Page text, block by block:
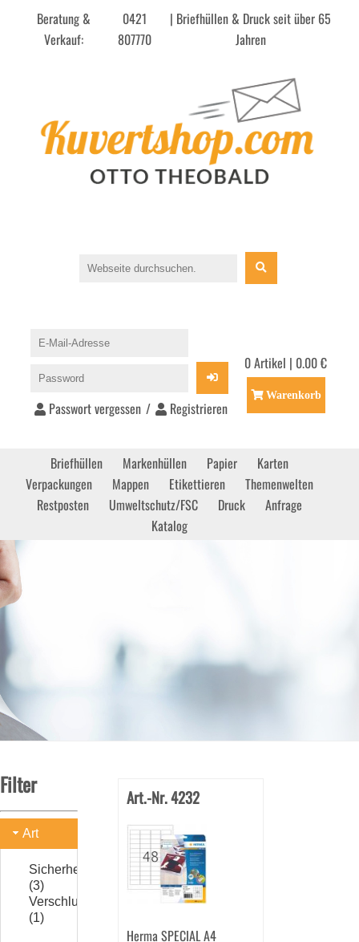
Beratung &
Verkauf:
0421
807770
| Briefhüllen & Druck seit über 65
Jahren
Passwort vergessen / Registrieren
0 Artikel | 0.00 €
Warenkorb
Briefhüllen Markenhüllen Papier
Karten
Verpackungen
Mappen Etikettieren
Themenwelten
Restposten
Umweltschutz/FSC Druck
Anfrage
Katalog
Filter
Art
Sicherheitsetiketten
(3)
Verschlußetiketten
(1)
Art.-Nr. 4232
Herma SPECIAL A4